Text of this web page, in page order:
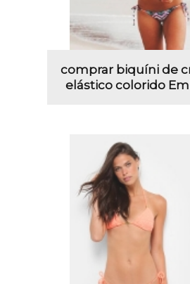
comprar biquíni de
elástico colorido